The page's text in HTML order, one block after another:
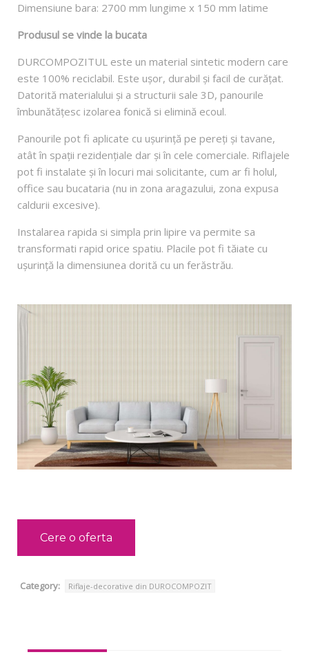
Dimensiune bara: 2700 mm lungime x 150 mm latime
Produsul se vinde la bucata
DURCOMPOZITUL este un material sintetic modern care
este 100% reciclabil. Este ușor, durabil și facil de curățat.
Datorită materialului și a structurii sale 3D, panourile
îmbunătățesc izolarea fonică si elimină ecoul.
Panourile pot fi aplicate cu ușurință pe pereți și tavane,
atât în spații rezidențiale dar și în cele comerciale. Riflajele
pot fi instalate și în locuri mai solicitante, cum ar fi holul,
office sau bucataria (nu in zona aragazului, zona expusa
caldurii excesive).
Instalarea rapida si simpla prin lipire va permite sa
transformati rapid orice spatiu. Placile pot fi tăiate cu
ușurință la dimensiunea dorită cu un ferăstrău.
Cere o oferta
Category: Riflaje-decorative din DUROCOMPOZIT